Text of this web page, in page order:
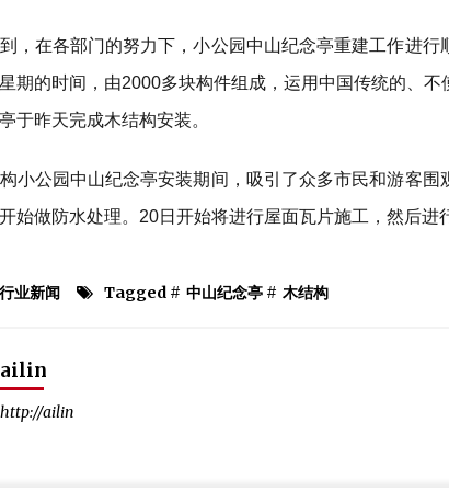
在各部门的努力下，小公园中山纪念亭重建工作进行
期的时间，由2000多块构件组成，运用中国传统的、
于昨天完成木结构安装。
公园中山纪念亭安装期间，吸引了众多市民和游客围
始做防水处理。20日开始将进行屋面瓦片施工，然后进
行业新闻 Tagged # 中山纪念亭 # 木结构
ailin
http://ailin